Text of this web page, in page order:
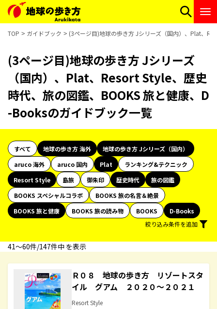
TOP ガイドブック (3ページ目)地球の歩き方 Jシリーズ（国内）、Plat、
(3ページ目)地球の歩き方 Jシリーズ
（国内）、Plat、Resort Style、歴史
時代、旅の図鑑、BOOKS 旅と健康、D
-Booksのガイドブック一覧
すべて 地球の歩き方 海外
地球の歩き方 Jシリーズ（国内）
aruco 海外
aruco 国内 Plat
ランキング&テクニック
Resort Style
島旅 御朱印 歴史時代
旅の図鑑
BOOKS スペシャルコラボ
BOOKS 旅の名言＆絶景
BOOKS 旅と健康
BOOKS 旅の読み物 BOOKS
D-Books
絞り込み条件を追加
41〜60件/147件中 を表示
Ｒ０８ 地球の歩き方 リゾートスタ
イル グアム ２０２０～２０２１
Resort Style